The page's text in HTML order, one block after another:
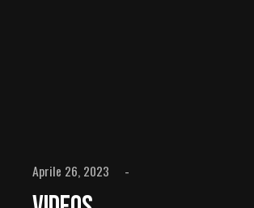
Aprile 26, 2023